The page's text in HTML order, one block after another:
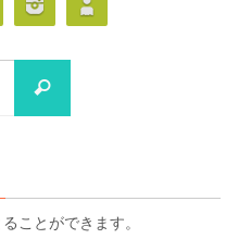
検
索
ことができます。